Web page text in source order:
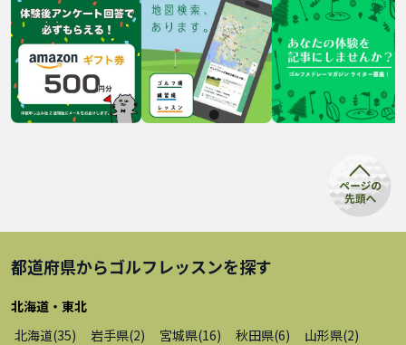
都道府県からゴルフレッスンを探す
北海道・東北
北海道(35) 岩手県(2) 宮城県(16) 秋田県(6) 山形県(2)